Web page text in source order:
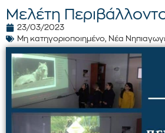
Μελέτη
23/03/2023
Μη κατηγοριοποιημένο, Νέα